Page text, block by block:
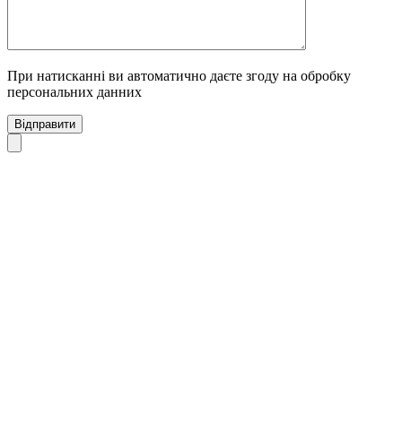
При натисканні ви автоматично даєте згоду на обробку
персональних данних
Відправити